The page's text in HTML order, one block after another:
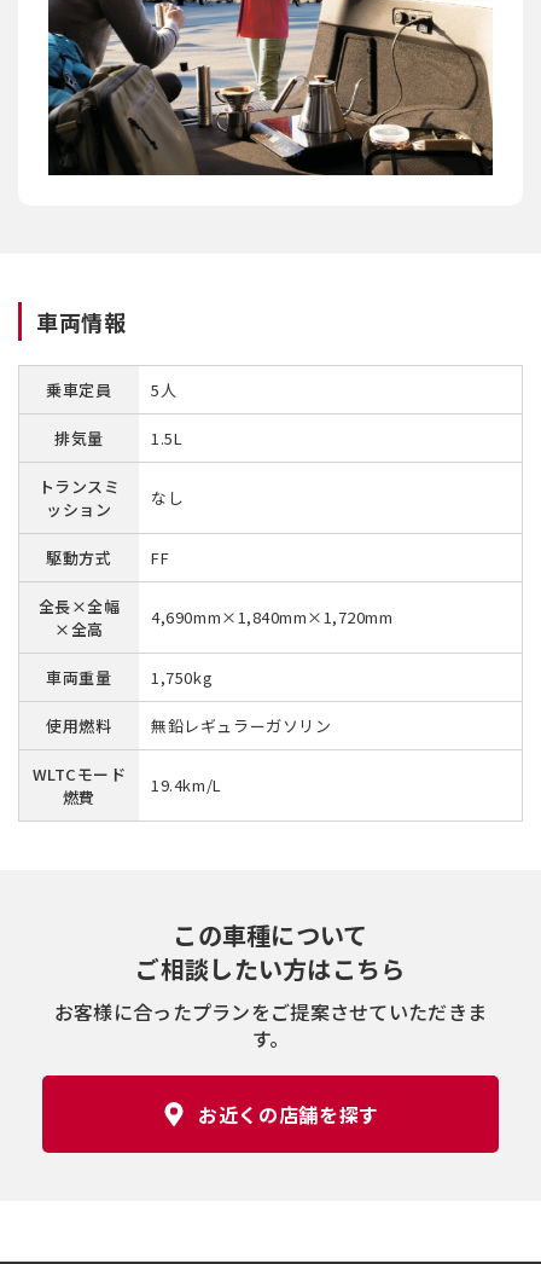
車両情報
乗車定員 5人
排気量 1.5L
トランスミ
ッション
なし
駆動方式 FF
全長×全幅
×全高
4,690mm×1,840mm×1,720mm
車両重量 1,750kg
使用燃料 無鉛レギュラーガソリン
WLTCモード
燃費
19.4km/L
この車種について
ご相談したい方はこちら
お客様に合ったプランをご提案させていただきま
す。
お近くの店舗を探す